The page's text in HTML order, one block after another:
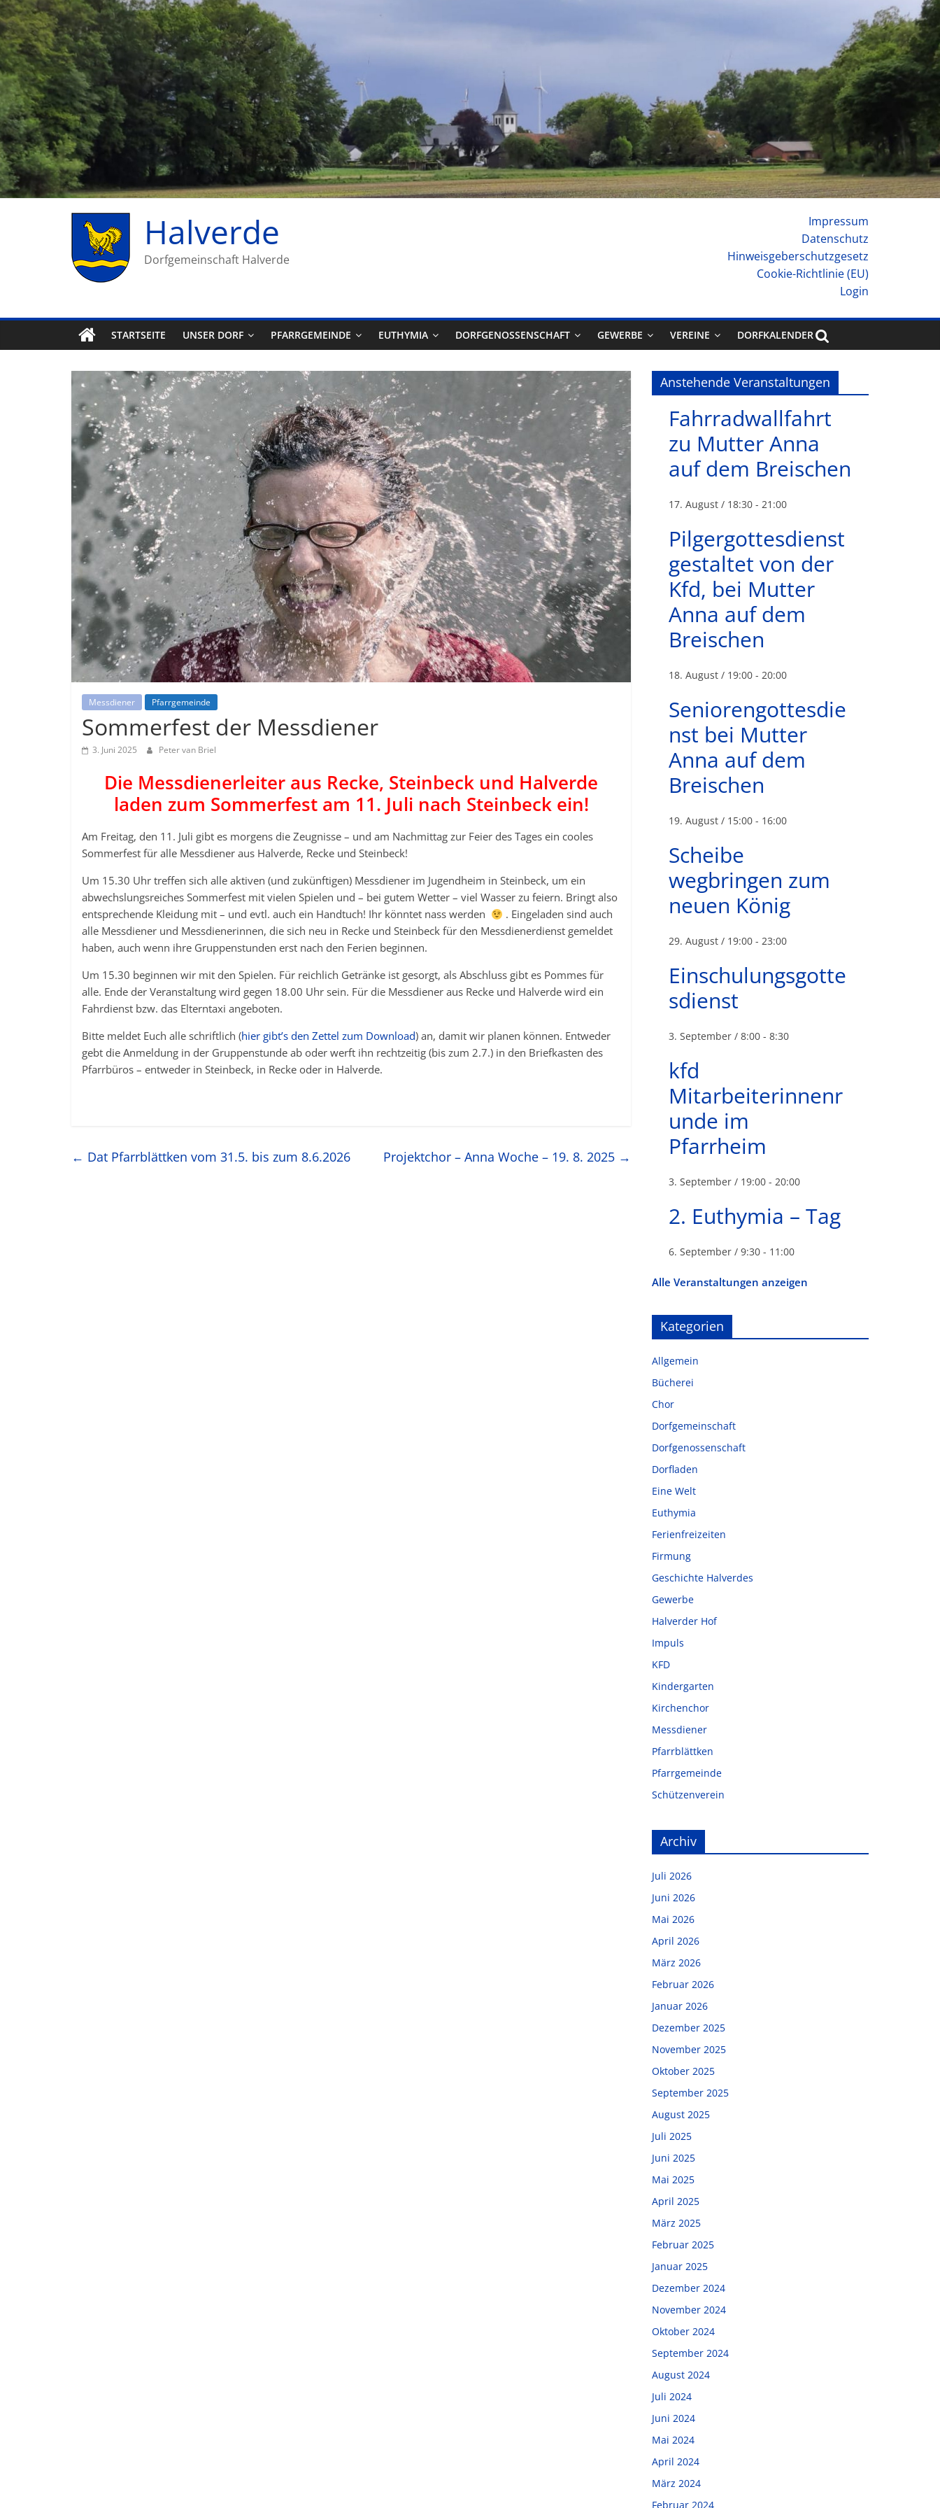
Halverde
Dorfgemeinschaft Halverde
Impressum
Datenschutz
Hinweisgeberschutzgesetz
Cookie-Richtlinie (EU)
Login
STARTSEITE UNSER DORF PFARRGEMEINDE EUTHYMIA DORFGENOSSENSCHAFT GEWERBE VEREINE DORFKALENDER
Messdiener Pfarrgemeinde
Sommerfest der Messdiener
3. Juni 2025 Peter van Briel
Die Messdienerleiter aus Recke, Steinbeck und Halverde
laden zum Sommerfest am 11. Juli nach Steinbeck ein!
Am Freitag, den 11. Juli gibt es morgens die Zeugnisse – und am Nachmittag zur Feier des Tages ein cooles
Sommerfest für alle Messdiener aus Halverde, Recke und Steinbeck!
Um 15.30 Uhr treffen sich alle aktiven (und zukünftigen) Messdiener im Jugendheim in Steinbeck, um ein
abwechslungsreiches Sommerfest mit vielen Spielen und – bei gutem Wetter – viel Wasser zu feiern. Bringt also
entsprechende Kleidung mit – und evtl. auch ein Handtuch! Ihr könntet nass werden
. Eingeladen sind auch
alle Messdiener und Messdienerinnen, die sich neu in Recke und Steinbeck für den Messdienerdienst gemeldet
haben, auch wenn ihre Gruppenstunden erst nach den Ferien beginnen.
Um 15.30 beginnen wir mit den Spielen. Für reichlich Getränke ist gesorgt, als Abschluss gibt es Pommes für
alle. Ende der Veranstaltung wird gegen 18.00 Uhr sein. Für die Messdiener aus Recke und Halverde wird ein
Fahrdienst bzw. das Elterntaxi angeboten.
Bitte meldet Euch alle schriftlich (hier gibt’s den Zettel zum Download) an, damit wir planen können. Entweder
gebt die Anmeldung in der Gruppenstunde ab oder werft ihn rechtzeitig (bis zum 2.7.) in den Briefkasten des
Pfarrbüros – entweder in Steinbeck, in Recke oder in Halverde.
← Dat Pfarrblättken vom 31.5. bis zum 8.6.2026 Projektchor – Anna Woche – 19. 8. 2025 →
Anstehende Veranstaltungen
Fahrradwallfahrt
zu Mutter Anna
auf dem Breischen
17. August / 18:30 - 21:00
Pilgergottesdienst
gestaltet von der
Kfd, bei Mutter
Anna auf dem
Breischen
18. August / 19:00 - 20:00
Seniorengottesdie
nst bei Mutter
Anna auf dem
Breischen
19. August / 15:00 - 16:00
Scheibe
wegbringen zum
neuen König
29. August / 19:00 - 23:00
Einschulungsgotte
sdienst
3. September / 8:00 - 8:30
kfd
Mitarbeiterinnenr
unde im
Pfarrheim
3. September / 19:00 - 20:00
2. Euthymia – Tag
6. September / 9:30 - 11:00
Alle Veranstaltungen anzeigen
Kategorien
Allgemein
Bücherei
Chor
Dorfgemeinschaft
Dorfgenossenschaft
Dorfladen
Eine Welt
Euthymia
Ferienfreizeiten
Firmung
Geschichte Halverdes
Gewerbe
Halverder Hof
Impuls
KFD
Kindergarten
Kirchenchor
Messdiener
Pfarrblättken
Pfarrgemeinde
Schützenverein
Archiv
Juli 2026
Juni 2026
Mai 2026
April 2026
März 2026
Februar 2026
Januar 2026
Dezember 2025
November 2025
Oktober 2025
September 2025
August 2025
Juli 2025
Juni 2025
Mai 2025
April 2025
März 2025
Februar 2025
Januar 2025
Dezember 2024
November 2024
Oktober 2024
September 2024
August 2024
Juli 2024
Juni 2024
Mai 2024
April 2024
März 2024
Februar 2024